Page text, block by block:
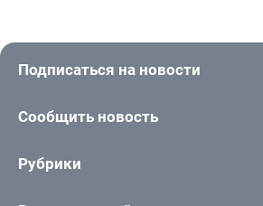
Подписаться на новости
Сообщить новость
Рубрики